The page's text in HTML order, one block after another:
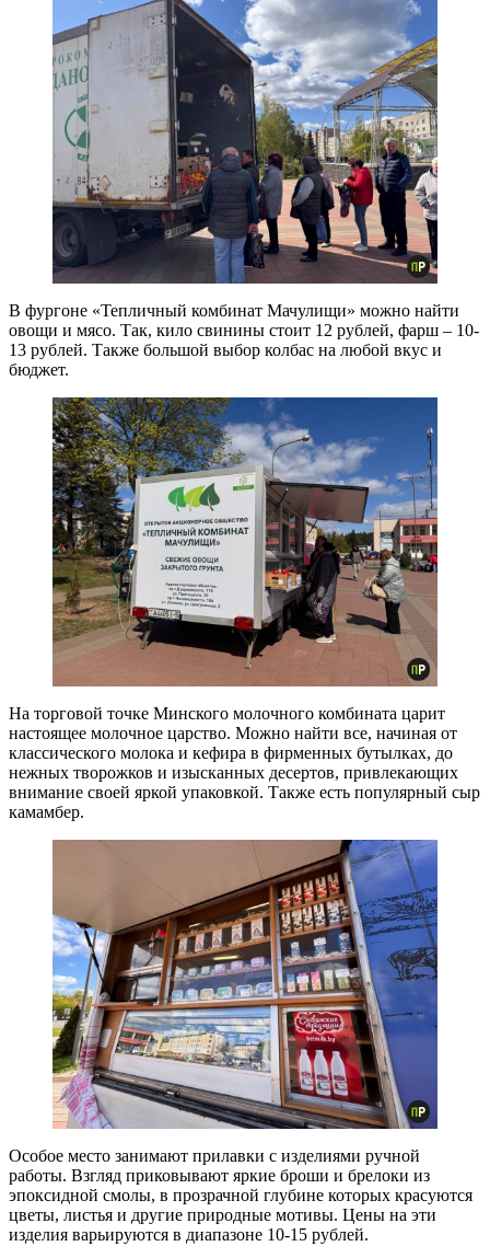
В фургоне «Тепличный комбинат Мачулищи» можно найти
овощи и мясо. Так, кило свинины стоит 12 рублей, фарш – 10-
13 рублей. Также большой выбор колбас на любой вкус и
бюджет.
На торговой точке Минского молочного комбината царит
настоящее молочное царство. Можно найти все, начиная от
классического молока и кефира в фирменных бутылках, до
нежных творожков и изысканных десертов, привлекающих
внимание своей яркой упаковкой. Также есть популярный сыр
камамбер.
Особое место занимают прилавки с изделиями ручной
работы. Взгляд приковывают яркие броши и брелоки из
эпоксидной смолы, в прозрачной глубине которых красуются
цветы, листья и другие природные мотивы. Цены на эти
изделия варьируются в диапазоне 10-15 рублей.